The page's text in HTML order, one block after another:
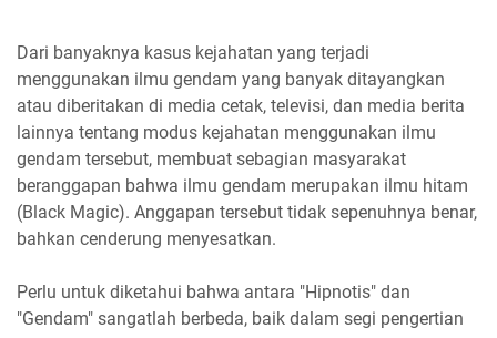
Dari banyaknya kasus kejahatan yang terjadi
menggunakan ilmu gendam yang banyak ditayangkan
atau diberitakan di media cetak, televisi, dan media berita
lainnya tentang modus kejahatan menggunakan ilmu
gendam tersebut, membuat sebagian masyarakat
beranggapan bahwa ilmu gendam merupakan ilmu hitam
(Black Magic). Anggapan tersebut tidak sepenuhnya benar,
bahkan cenderung menyesatkan.
Perlu untuk diketahui bahwa antara "Hipnotis" dan
"Gendam" sangatlah berbeda, baik dalam segi pengertian